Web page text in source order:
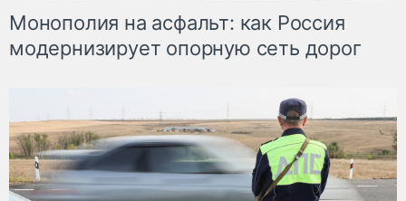
Монополия на асфальт: как Россия
модернизирует опорную сеть дорог